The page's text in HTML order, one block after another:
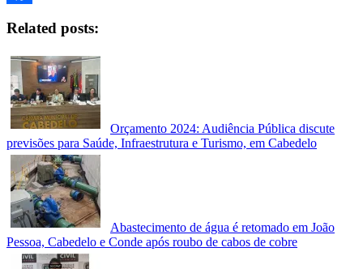
Related posts:
Orçamento 2024: Audiência Pública discute
previsões para Saúde, Infraestrutura e Turismo, em Cabedelo
Abastecimento de água é retomado em João
Pessoa, Cabedelo e Conde após roubo de cabos de cobre